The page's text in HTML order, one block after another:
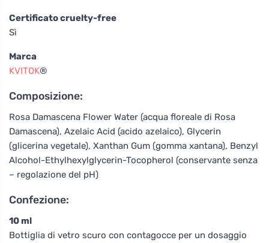
Certificato cruelty-free
Sì
Marca
KVITOK®
Composizione:
Rosa Damascena Flower Water (acqua floreale di Rosa
Damascena), Azelaic Acid (acido azelaico), Glycerin
(glicerina vegetale), Xanthan Gum (gomma xantana), Benzyl
Alcohol-Ethylhexylglycerin-Tocopherol (conservante senza
– regolazione del pH)
Confezione:
10 ml
Bottiglia di vetro scuro con contagocce per un dosaggio